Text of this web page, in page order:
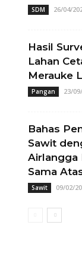
SDM 26/04/
Hasil
Lahan
Merauke
Pangan 23/
Bahas
Sawit
Airlangga
Sama
Sawit 09/02/